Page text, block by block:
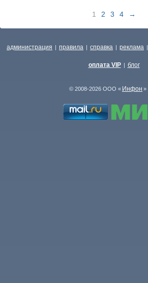
1 2 3 4 →
администрация | правила | справка | реклама |
оплата VIP | блог
© 2008-2026 ООО « Инфон »